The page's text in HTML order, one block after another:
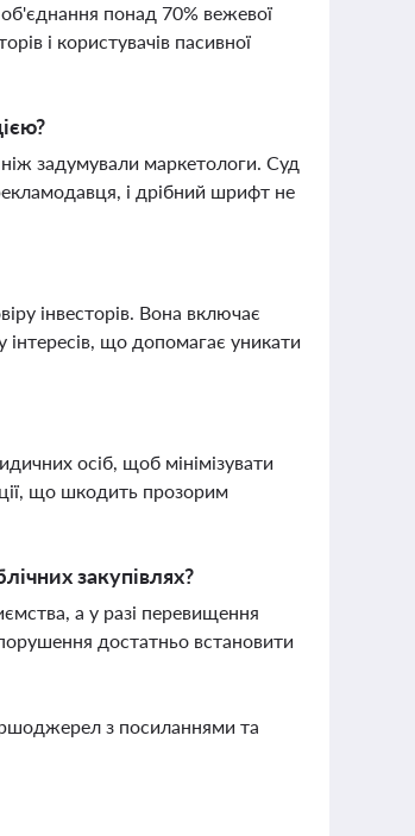
понад 70% вежевої
і користувачів пасивної
задумували маркетологи. Суд
і дрібний шрифт не
інвесторів. Вона включає
інтересів, що допомагає уникати
осіб, щоб мінімізувати
що шкодить прозорим
закупівлях?
а у разі перевищення
достатньо встановити
з посиланнями та